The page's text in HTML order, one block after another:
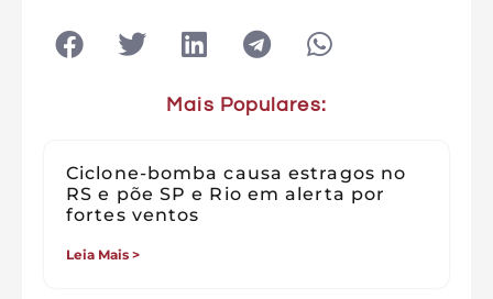
Mais Populares:
Ciclone-bomba causa estragos no
RS e põe SP e Rio em alerta por
fortes ventos
Leia Mais >